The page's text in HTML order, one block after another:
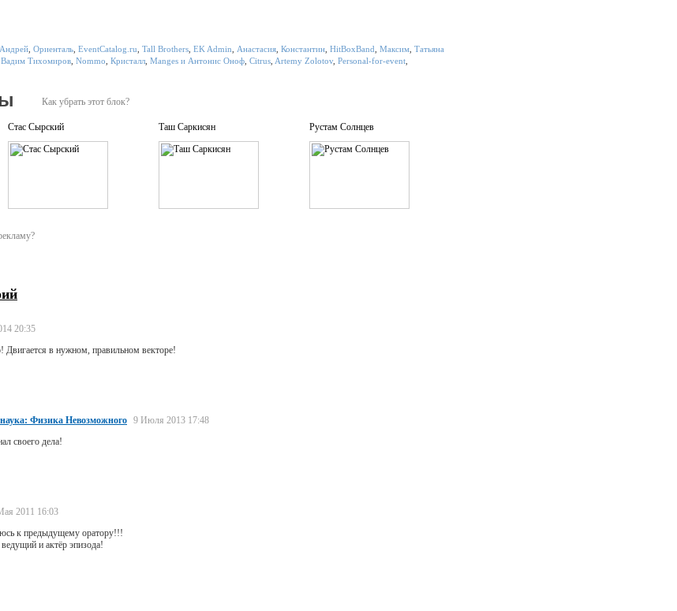
Ориенталь EventCatalog.ru Tall Brothers EK Admin Анастасия Константин HitBoxBand Максим Татьяна
Вадим Тихомиров Nommo Кристалл Manges и Антонис Оноф Citrus Artemy Zolotov, Personal-for-event
Как убрать этот блок?
Стас Сырский Таш Саркисян Рустам Солнцев
20:35
Двигается в нужном, правильном векторе!
Физика Невозможного 9 Июля 2013 17:48
своего дела!
2011 16:03
к предыдущему оратору!!!
и актёр эпизода!